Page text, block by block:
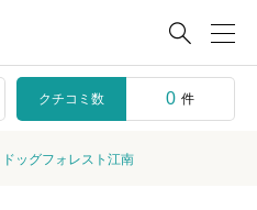

クチコミ数 0 件
ドッグフォレスト江南